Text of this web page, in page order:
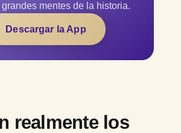
mentes de la historia.
Descargar la App
realmente los